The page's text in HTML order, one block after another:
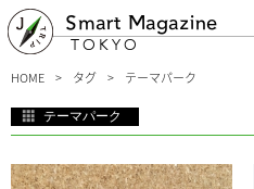
Smart Magazine
TOKYO
HOME タグ テーマパーク
テーマパーク
るならお任せください！お財布に優しい入